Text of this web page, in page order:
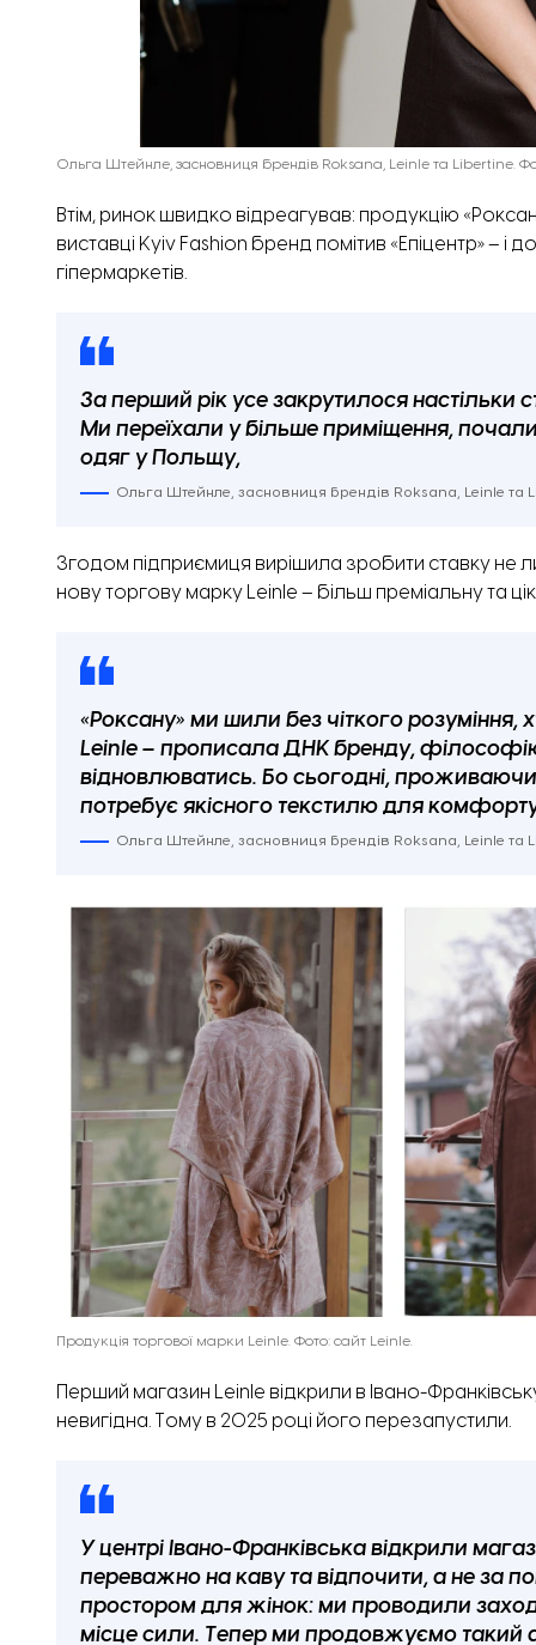
Ольга Штейнле, засновниця брендів Roksana, Leinle та Libertine.
Втім, ринок швидко відреагував: продукцію
виставці Kyiv Fashion бренд помітив «Епіцентр» –
гіпермаркетів.
За перший рік усе закрутилося
Ми переїхали у більше приміщення,
одяг у Польщу,
Ольга Штейнле, засновниця брендів Roksana, Leinle та
Згодом підприємиця вирішила зробити ставку не
нову торгову марку Leinle – більш преміальну та
«Роксану» ми шили без чіткого
Leinle – прописала ДНК бренду,
відновлюватись. Бо сьогодні,
потребує якісного текстилю для
Ольга Штейнле, засновниця брендів Roksana, Leinle та
Продукція торгової марки Leinle. Фото: сайт Leinle.
Перший магазин Leinle відкрили в Івано-
невигідна. Тому в 2025 році його перезапустили.
У центрі Івано-Франківська відкрили
переважно на каву та відпочити, а не за
простором для жінок: ми проводили
місце сили. Тепер ми продовжуємо такий